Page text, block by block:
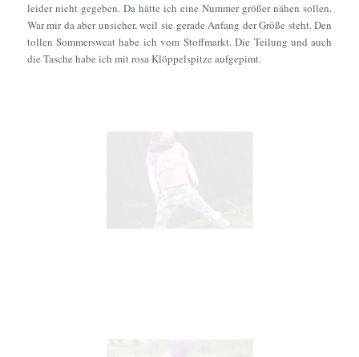
leider nicht gegeben. Da hätte ich eine Nummer größer nähen sollen.
War mir da aber unsicher, weil sie gerade Anfang der Größe steht. Den
tollen Sommersweat habe ich vom Stoffmarkt. Die Teilung und auch
die Tasche habe ich mit rosa Klöppelspitze aufgepimt.